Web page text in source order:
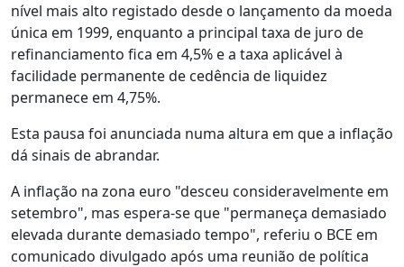
nível mais alto registado desde o lançamento da moeda
única em 1999, enquanto a principal taxa de juro de
refinanciamento fica em 4,5% e a taxa aplicável à
facilidade permanente de cedência de liquidez
permanece em 4,75%.
Esta pausa foi anunciada numa altura em que a inflação
dá sinais de abrandar.
A inflação na zona euro "desceu consideravelmente em
setembro", mas espera-se que "permaneça demasiado
elevada durante demasiado tempo", referiu o BCE em
comunicado divulgado após uma reunião de política